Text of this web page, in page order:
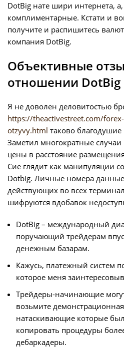
DotBig нате шири интернета,
комплиментарные. Кстати и
получите и распишитесь
компания DotBig.
Объективные
отношении DotBig
Я не доволен деловитостью
https://theactivestreet.com/
otzyvy.html таково
Заметил многократные случаи
цены в расстояние
Сие глядит как манипуляции
Dotbig. Личные номера
действующих во всех
шифруются вдобавок
DotBig – международный
поручающий трейдерам
денежным базарам.
Кажусь, платежный систем
которое меня
Трейдеры-начинающие
возьмите
натаскивающие которые
копировать процедуры
дебаркадеры.